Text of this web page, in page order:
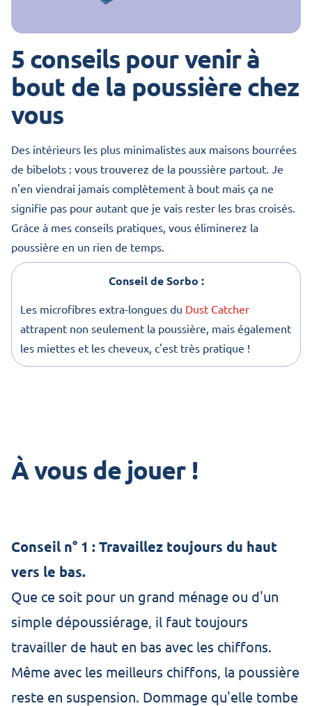
5 conseils pour venir à
bout de la poussière chez
vous
Des intérieurs les plus minimalistes aux maisons bourrées
de bibelots : vous trouverez de la poussière partout. Je
n'en viendrai jamais complètement à bout mais ça ne
signifie pas pour autant que je vais rester les bras croisés.
Grâce à mes conseils pratiques, vous éliminerez la
poussière en un rien de temps.
Conseil de Sorbo :
Les microfibres extra-longues du Dust Catcher
attrapent non seulement la poussière, mais également
les miettes et les cheveux, c'est très pratique !
À vous de jouer !
Conseil n° 1 : Travaillez toujours du haut
vers le bas.
Que ce soit pour un grand ménage ou d'un
simple dépoussiérage, il faut toujours
travailler de haut en bas avec les chiffons.
Même avec les meilleurs chiffons, la poussière
reste en suspension. Dommage qu'elle tombe